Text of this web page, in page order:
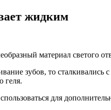
жидким
материал светого
зубов, то
геля.
для